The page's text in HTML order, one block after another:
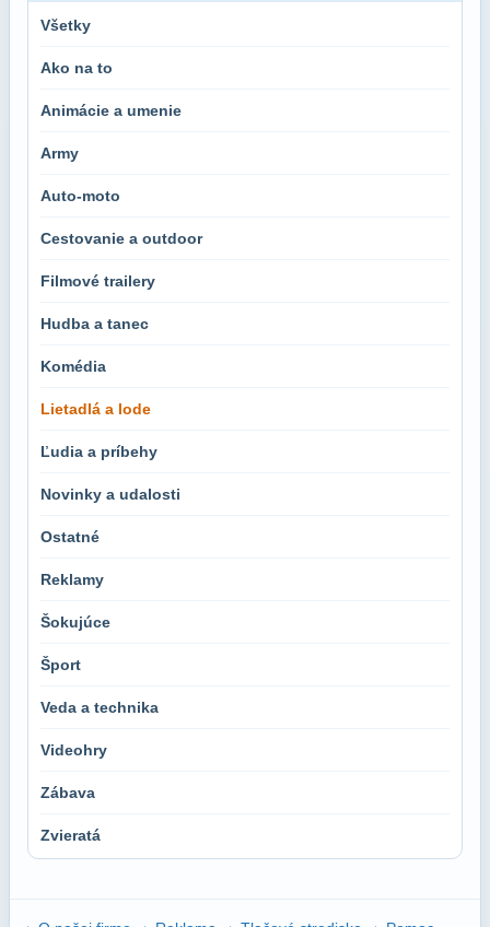
Všetky
Ako na to
Animácie a umenie
Army
Auto-moto
Cestovanie a outdoor
Filmové trailery
Hudba a tanec
Komédia
Lietadlá a lode
Ľudia a príbehy
Novinky a udalosti
Ostatné
Reklamy
Šokujúce
Šport
Veda a technika
Videohry
Zábava
Zvieratá